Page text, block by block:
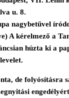
u. 8.
nagybetűvel
A kérelmező a
húzta ki a
de folyósításra